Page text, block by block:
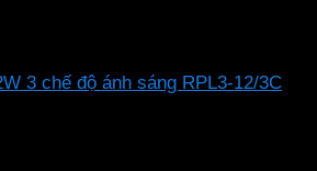
3 chế độ ánh sáng RPL3-12/3C